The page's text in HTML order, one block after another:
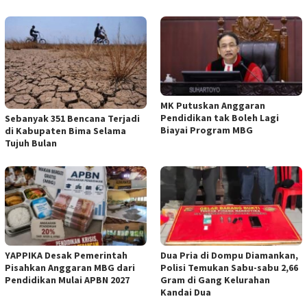
Sebanyak 351 Bencana Terjadi
di Kabupaten Bima Selama
Tujuh Bulan
MK Putuskan Anggaran
Pendidikan tak Boleh Lagi
Biayai Program MBG
YAPPIKA Desak Pemerintah
Pisahkan Anggaran MBG dari
Pendidikan Mulai APBN 2027
Dua Pria di Dompu Diamankan,
Polisi Temukan Sabu-sabu 2,66
Gram di Gang Kelurahan
Kandai Dua